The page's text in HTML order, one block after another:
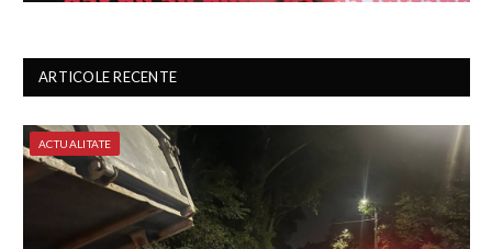
ARTICOLE RECENTE
ACTUALITATE